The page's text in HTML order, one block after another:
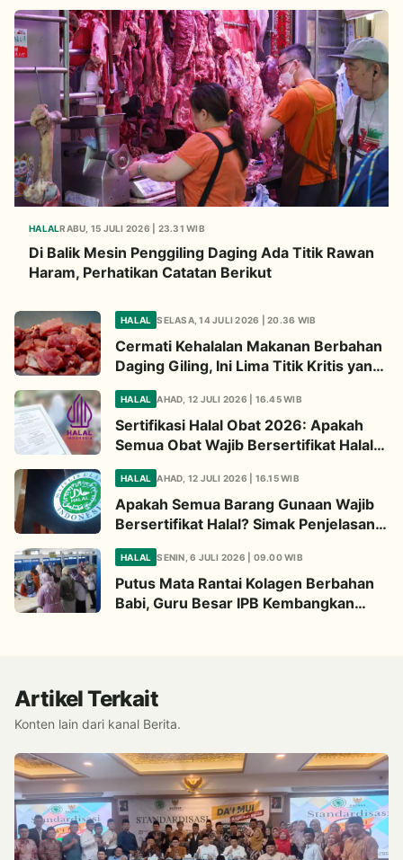
HALALRABU, 15 JULI 2026 | 23.31 WIB
Di Balik Mesin Penggiling Daging Ada Titik Rawan
Haram, Perhatikan Catatan Berikut
HALAL SELASA, 14 JULI 2026 | 20.36 WIB
Cermati Kehalalan Makanan Berbahan
Daging Giling, Ini Lima Titik Kritis yang
HALAL AHAD, 12 JULI 2026 | 16.45 WIB
Sertifikasi Halal Obat 2026: Apakah
Semua Obat Wajib Bersertifikat Halal?
HALAL AHAD, 12 JULI 2026 | 16.15 WIB
Apakah Semua Barang Gunaan Wajib
Bersertifikat Halal? Simak Penjelasan
HALAL SENIN, 6 JULI 2026 | 09.00 WIB
Putus Mata Rantai Kolagen Berbahan
Babi, Guru Besar IPB Kembangkan
Artikel Terkait
Konten lain dari kanal Berita.